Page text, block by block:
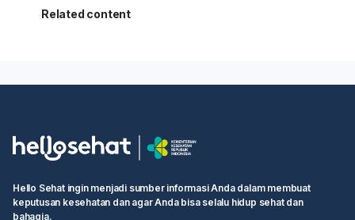
Related content
Hello Sehat ingin menjadi sumber informasi Anda dalam membuat
keputusan kesehatan dan agar Anda bisa selalu hidup sehat dan
bahagia.